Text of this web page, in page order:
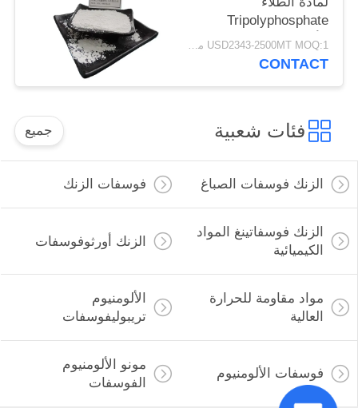
Tripolyphosphate
الألومنيوم CAS 13939-
25-8
USD2343-2500MT MOQ:1 مليون طن
CONTACT
فئات شعبية جميع
الزنك فوسفات الصباغ فوسفات الزنك
الزنك فوسفاتينغ المواد
الكيميائية
الزنك أورثوفوسفات
مواد مقاومة للحرارة
العالية
الألومنيوم
تريبوليفوسفات
فوسفات الألومنيوم
مونو الألومنيوم
الفوسفات